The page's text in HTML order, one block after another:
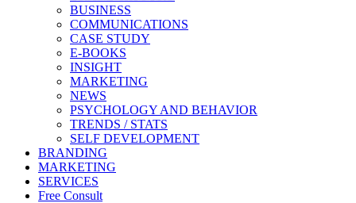
BUSINESS
COMMUNICATIONS
CASE STUDY
E-BOOKS
INSIGHT
MARKETING
NEWS
PSYCHOLOGY AND BEHAVIOR
TRENDS / STATS
SELF DEVELOPMENT
BRANDING
MARKETING
SERVICES
Free Consult